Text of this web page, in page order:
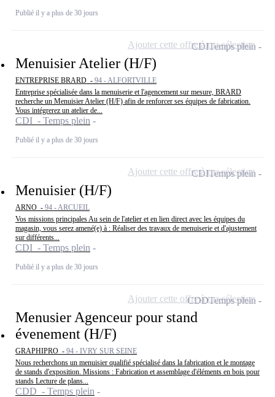
Publié il y a plus de 30 jours
Menuisier Atelier (H/F)
ENTREPRISE BRARD - 94 - ALFORTVILLE
Entreprise spécialisée dans la menuiserie et l'agencement sur mesure, BRARD
recherche un Menuisier Atelier (H/F) afin de renforcer ses équipes de fabrication.
Vous intégrerez un atelier de...
CDI - Temps plein
Publié il y a plus de 30 jours
CDITemps plein
Ajouter cette offre à ma sélection
Menuisier (H/F)
ARNO - 94 - ARCUEIL
Vos missions principales Au sein de l'atelier et en lien direct avec les équipes du
magasin, vous serez amené(e) à : Réaliser des travaux de menuiserie et d'ajustement
sur différents...
CDI - Temps plein
Publié il y a plus de 30 jours
CDITemps plein
Ajouter cette offre à ma sélection
Menusier Agenceur pour stand
évenement (H/F)
GRAPHIPRO - 94 - IVRY SUR SEINE
Nous recherchons un menuisier qualifié spécialisé dans la fabrication et le montage
de stands d'exposition. Missions : Fabrication et assemblage d'éléments en bois pour
stands Lecture de plans...
CDD - Temps plein
CDDTemps plein
Ajouter cette offre à ma sélection